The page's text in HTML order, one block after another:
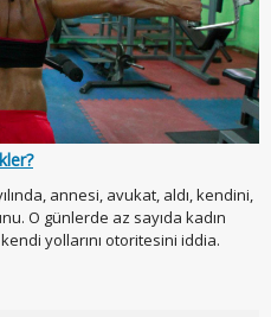
annesi, avukat, aldı, kendini,
O günlerde az sayıda kadın
yollarını otoritesini iddia.